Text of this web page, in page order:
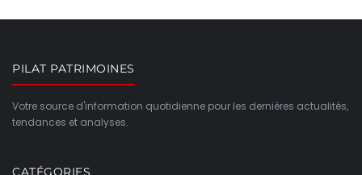
PILAT PATRIMOINES
Votre source d'information quotidienne pour les dernières actualités,
tendances et analyses.
CATÉGORIES